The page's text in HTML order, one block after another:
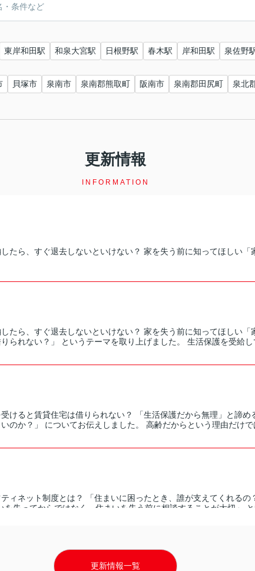
東岸和田駅 和泉大宮駅 日根野駅 春木駅 岸和田駅 泉佐野
貝塚市 泉南市 泉南郡熊取町 阪南市 泉南郡田尻町 泉北
更新情報
INFORMATION
たら、すぐ退去しないといけない？ 家を失う前に知ってほしい
たら、すぐ退去しないといけない？ 家を失う前に知ってほしい
られない？」 というテーマを取り上げました。 生活保護を受給し
けると賃貸住宅は借りられない？ 「生活保護だから無理」と諦
のか？」 についてお伝えしました。 高齢だからという理由だけで
ィネット制度とは？ 「住まいに困ったとき、誰が支えてくれる
失ってからではなく、住まいを失う前に相談することが大切」 と
更新情報一覧